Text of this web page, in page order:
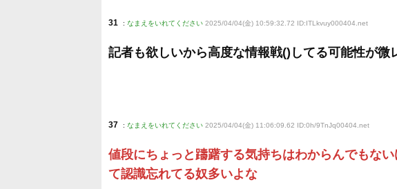
31 : なまえをいれてください 2025/04/04(金) 10:59:32.72 ID:ITLkvuy000404 .net
記者も欲しいから高度な情報戦()してる可能性が微
37 : なまえをいれてください 2025/04/04(金) 11:06:09.62 ID:0h/9TnJq00404 .net
値段にちょっと躊躇する気持ちはわからんでもな
て認識忘れてる奴多いよな